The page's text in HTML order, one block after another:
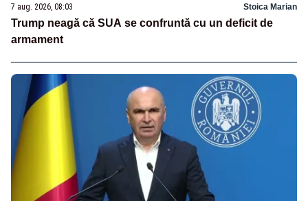
7 aug. 2026, 08:03 Stoica Marian
Trump neagă că SUA se confruntă cu un deficit de
armament